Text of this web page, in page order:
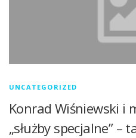
UNCATEGORIZED
Konrad Wiśniewski i
„służby specjalne” –